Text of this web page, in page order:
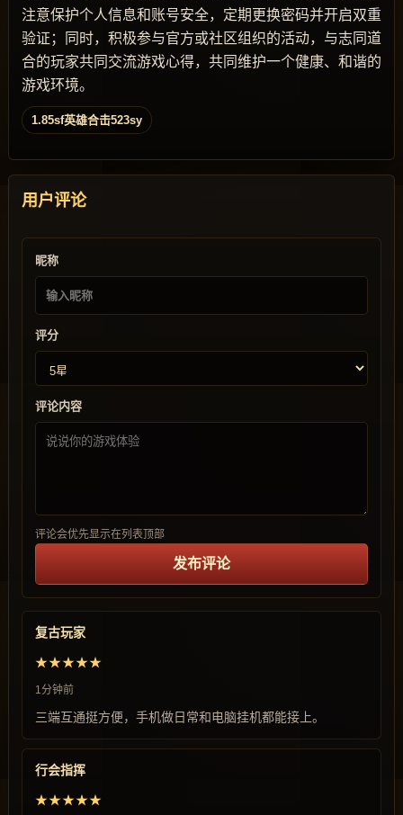
注意保护个人信息和账号安全，定期更换密码并开启双重
验证；同时，积极参与官方或社区组织的活动，与志同道
合的玩家共同交流游戏心得，共同维护一个健康、和谐的
游戏环境。
1.85sf英雄合击523sy
用户评论
昵称
评分
评论内容
评论会优先显示在列表顶部
发布评论
复古玩家
★★★★★
1分钟前
三端互通挺方便，手机做日常和电脑挂机都能接上。
行会指挥
★★★★★